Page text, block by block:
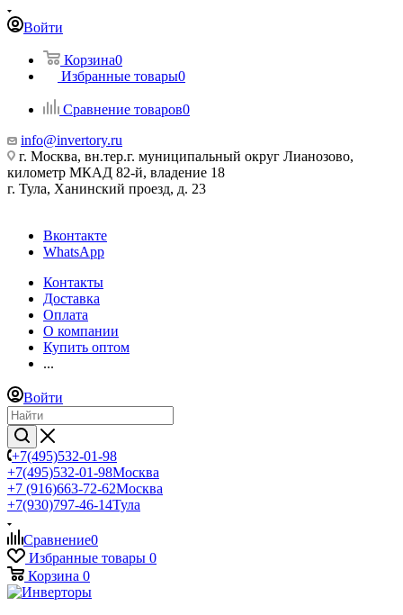
Войти
Корзина0
Избранные товары0
Сравнение товаров0
info@invertory.ru
г. Москва, вн.тер.г. муниципальный округ Лианозово,
километр МКАД 82-й, владение 18
г. Тула, Ханинский проезд, д. 23
Вконтакте
WhatsApp
Контакты
Доставка
Оплата
О компании
Купить оптом
...
Войти
+7(495)532-01-98
+7(495)532-01-98Москва
+7 (916)663-72-62Москва
+7(930)797-46-14Тула
Сравнение0
Избранные товары 0
Корзина 0